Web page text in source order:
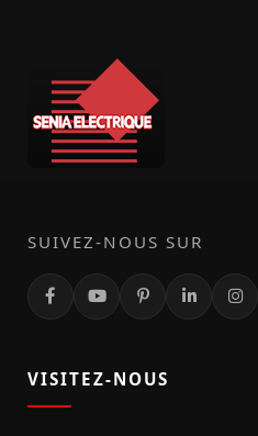
SUIVEZ-NOUS SUR
VISITEZ-NOUS